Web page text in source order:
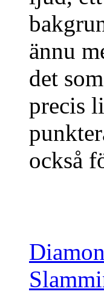
ännu
det
precis
också